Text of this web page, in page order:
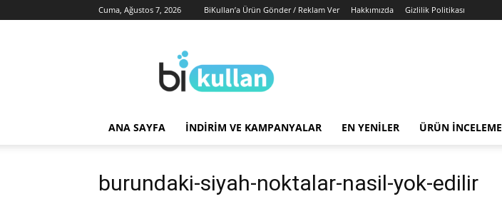
Cuma, Ağustos 7, 2026 BiKullan’a Ürün Gönder / Reklam Ver Hakkımızda Gizlilik Politikası
ANA SAYFA İNDIRIM VE KAMPANYALAR EN YENILER ÜRÜN İNCELEME
burundaki-siyah-noktalar-nasil-yok-edilir